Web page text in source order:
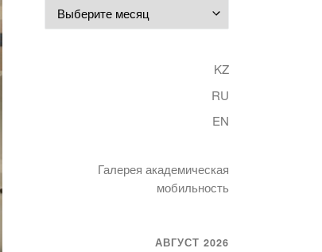
KZ
RU
EN
Галерея академическая
мобильность
АВГУСТ 2026